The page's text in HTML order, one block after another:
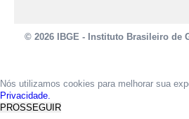
© 2026 IBGE - Instituto Brasileiro de
Nós utilizamos cookies para melhorar sua
Privacidade.
PROSSEGUIR